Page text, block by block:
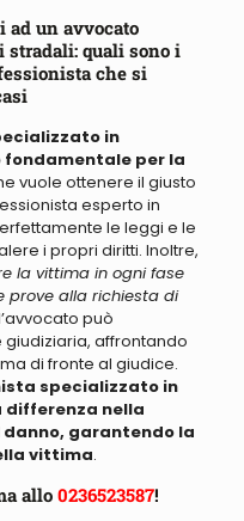
ad un avvocato
quali sono i
che si
in
per la
vuole ottenere il giusto
esperto in
le leggi e le
i propri diritti. Inoltre,
la vittima in ogni fase
prove alla richiesta di
può
affrontando
di fronte al giudice.
specializzato in
nella
garantendo la
vittima.
allo 0236523587!